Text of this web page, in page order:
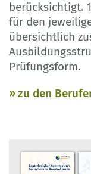
berücksichtigt.
für den
übersichtlich
Prüfungsform.
zu den